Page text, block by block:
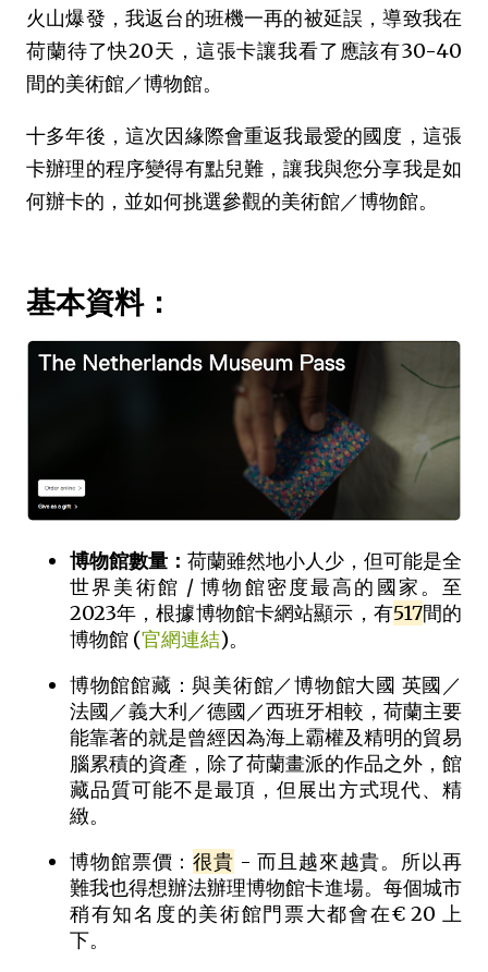
火山爆發，我返台的班機一再的被延誤，導致我在
荷蘭待了快20天，這張卡讓我看了應該有30-40
間的美術館／博物館。
十多年後，這次因緣際會重返我最愛的國度，這張
卡辦理的程序變得有點兒難，讓我與您分享我是如
何辦卡的，並如何挑選參觀的美術館／博物館。
基本資料：
博物館數量： 荷蘭雖然地小人少，但可能是全
世界美術館 / 博物館密度最高的國家。至
2023年，根據博物館卡網站顯示，有517間的
博物館 (官網連結)。
博物館館藏：與美術館／博物館大國 英國／
法國／義大利／德國／西班牙相較，荷蘭主要
能靠著的就是曾經因為海上霸權及精明的貿易
腦累積的資產，除了荷蘭畫派的作品之外，館
藏品質可能不是最頂，但展出方式現代、精
緻。
博物館票價：很貴 - 而且越來越貴。所以再
難我也得想辦法辦理博物館卡進場。每個城市
稍有知名度的美術館門票大都會在€ 20 上
下。